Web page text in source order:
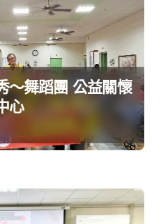
～舞蹈團 公益關懷
心